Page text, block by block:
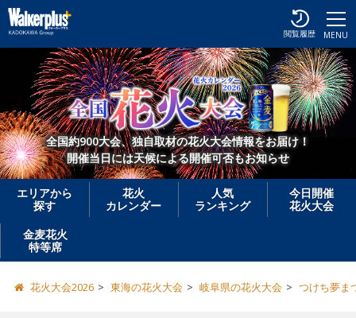
MENU
閲覧履歴
全国約900大会、独自取材の花火大会情報をお届け！
開催当日には天候による開催可否もお知らせ
エリアから
探す
花火
カレンダー
人気
ランキング
今日開催
花火大会
金麦花火
特等席
花火大会2026 東海の花火大会 岐阜県の花火大会 つけち夢ま